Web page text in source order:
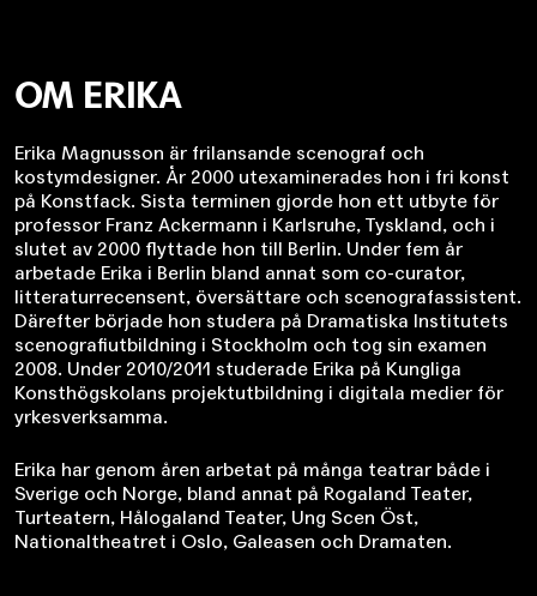
OM ERIKA
Erika Magnusson är frilansande scenograf och
kostymdesigner. År 2000 utexaminerades hon i fri konst
på Konstfack. Sista terminen gjorde hon ett utbyte för
professor Franz Ackermann i Karlsruhe, Tyskland, och i
slutet av 2000 flyttade hon till Berlin. Under fem år
arbetade Erika i Berlin bland annat som co-curator,
litteraturrecensent, översättare och scenografassistent.
Därefter började hon studera på Dramatiska Institutets
scenografiutbildning i Stockholm och tog sin examen
2008. Under 2010/2011 studerade Erika på Kungliga
Konsthögskolans projektutbildning i digitala medier för
yrkesverksamma.
Erika har genom åren arbetat på många teatrar både i
Sverige och Norge, bland annat på Rogaland Teater,
Turteatern, Hålogaland Teater, Ung Scen Öst,
Nationaltheatret i Oslo, Galeasen och Dramaten.